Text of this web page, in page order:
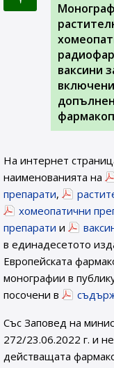
ваксини
На интернет
наименованията на
препарати,
хомеопатични
препарати и
в единадесетото
Европейската
монографии в
посочени в
Със Заповед на
272/23.06.2022 г. и
действащата